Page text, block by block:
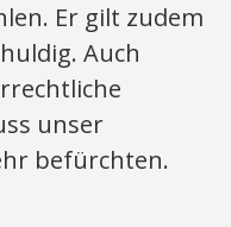
Er gilt zudem
Auch
unser
befürchten.